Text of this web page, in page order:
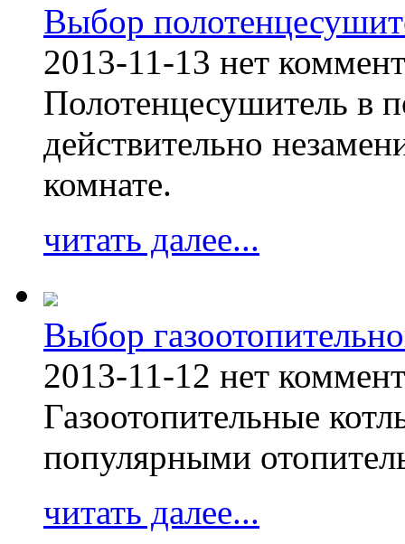
Выбор
2013-11-13 нет
Полотенцесушитель в
действительно
комнате.
читать далее...
Выбор
2013-11-12 нет
Газоотопительные
популярными
читать далее...